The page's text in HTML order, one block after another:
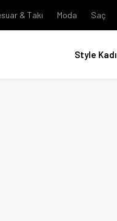
& Takı Moda Saç
Style